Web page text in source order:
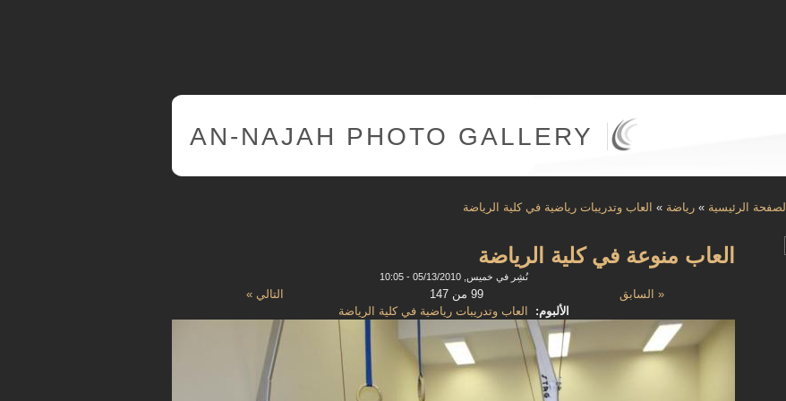
AN-NAJAH PHOTO GALLERY
الصفحة الرئيسية » رياضة » العاب وتدريبات رياضية في كلية الرياضة
العاب منوعة في كلية الرياضة
نُشِر في خميس, 05/13/2010 - 10:05
« السابق 99 من 147
التالي »
الألبوم:
العاب وتدريبات رياضية في كلية الرياضة